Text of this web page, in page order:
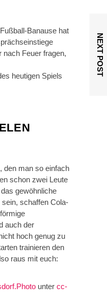
Banause hat
nach Feuer fragen,
heutigen Spiels
den man so einfach
schon zwei Leute
gewöhnliche
schaffen Cola-
auch der
hoch genug zu
trainieren den
raus mit euch:
unter cc-
NEXT POST